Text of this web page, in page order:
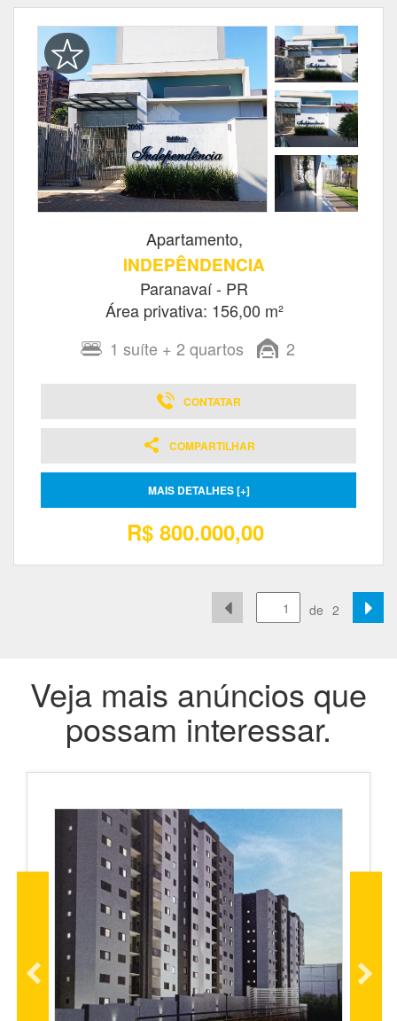
Apartamento,
INDEPÊNDENCIA
Paranavaí - PR
Área privativa: 156,00 m²
1 suíte + 2 quartos 2
CONTATAR
COMPARTILHAR
MAIS DETALHES [+]
R$ 800.000,00
de 2
Veja mais anúncios que
possam interessar.